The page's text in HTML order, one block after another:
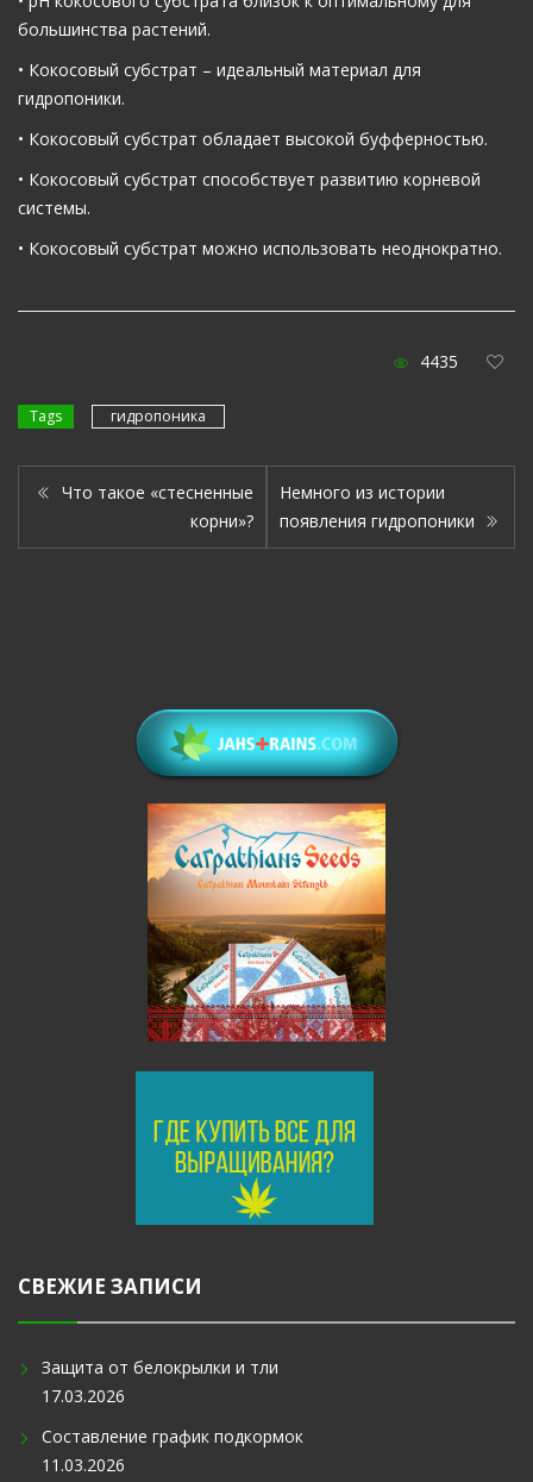
большинства растений.
• Кокосовый субстрат – идеальный материал для
гидропоники.
• Кокосовый субстрат обладает высокой буфферностью.
• Кокосовый субстрат способствует развитию корневой
системы.
• Кокосовый субстрат можно использовать неоднократно.
4435
Tags гидропоника
Что такое «стесненные
корни»?
Немного из истории
появления гидропоники
СВЕЖИЕ ЗАПИСИ
Защита от белокрылки и тли
17.03.2026
Составление график подкормок
11.03.2026